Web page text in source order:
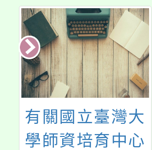
灣大
中心
社團法人臺
一盞燈社會